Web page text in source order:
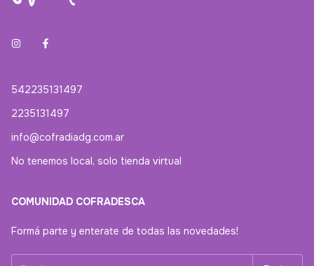
542235131497
2235131497
info@cofradiadg.com.ar
No tenemos local, solo tienda virtual
COMUNIDAD COFRADESCA
Formá parte y enterate de todas las novedades!